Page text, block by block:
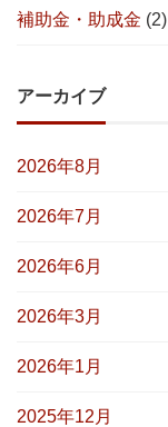
補助金・助成金 (2)
アーカイブ
2026年8月
2026年7月
2026年6月
2026年3月
2026年1月
2025年12月